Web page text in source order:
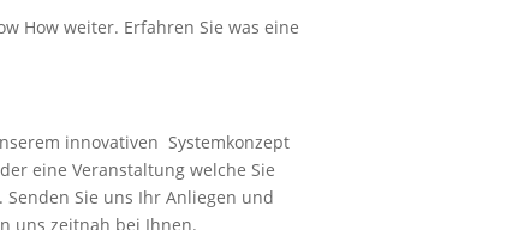
How weiter. Erfahren Sie was eine
innovativen Systemkonzept
eine Veranstaltung welche Sie
Sie uns Ihr Anliegen und
uns zeitnah bei Ihnen.